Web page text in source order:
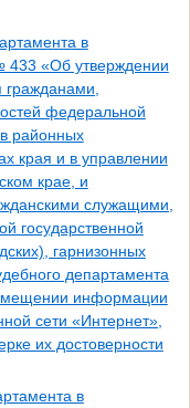
в
433 «Об утверждении
федеральной
районных
края и в управлении
крае, и
служащими,
государственной
гарнизонных
департамента
информации
сети «Интернет»,
их достоверности
в